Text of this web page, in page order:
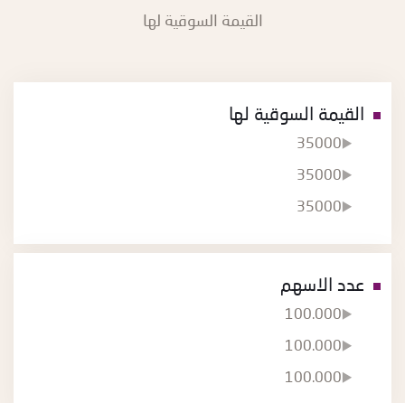
القيمة السوقية لها
القيمة السوقية لها
35000
35000
35000
عدد الاسهم
100.000
100.000
100.000